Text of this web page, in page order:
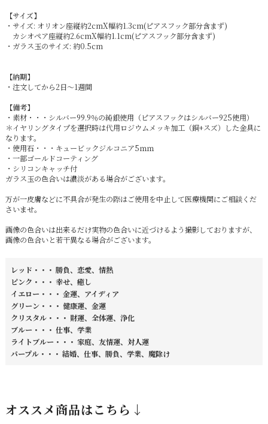
【サイズ】
・サイズ: オリオン座縦約2cmX幅約1.3cm(ピアスフック部分含まず)
カシオペア座縦約2.6cmX幅約1.1cm(ピアスフック部分含まず)
・ガラス玉のサイズ: 約0.5cm
【納期】
・注文してから2日～1週間
【備考】
・素材・・・シルバー99.9％の純銀使用（ピアスフックはシルバー925使用）
＊イヤリングタイプを選択時は代用ロジウムメッキ加工（銅+スズ）した金具に
なります。
・使用石・・・キュービックジルコニア5ｍｍ
・一部ゴールドコーティング
・シリコンキャッチ付
ガラス玉の色合いは濃淡がある場合がございます。
万が一皮膚などに不具合が発生の際はご使用を中止して医療機関にご相談くだ
さいませ。
画像の色合いは出来るだけ実物の色合いに近づけるよう撮影しておりますが、
画像の色合いと若干異なる場合がございます。
レッド・・・ 勝負、恋愛、情熱
ピンク・・・ 幸せ、癒し
イエロー・・・ 金運、アイディア
グリーン・・・ 健康運、金運
クリスタル・・・ 財運、全体運、浄化
ブルー・・・ 仕事、学業
ライトブルー・・・ 家庭、友情運、対人運
パープル・・・ 結婚、仕事、勝負、学業、魔除け
オススメ商品はこちら↓